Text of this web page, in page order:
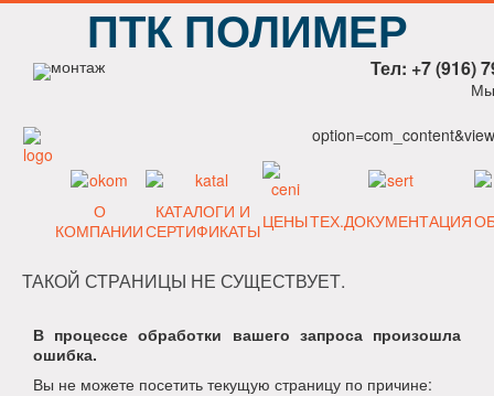
ПТК ПОЛИМЕР
Тел: +7 (916)
Мы
О
КОМПАНИИ
КАТАЛОГИ И
СЕРТИФИКАТЫЦЕНЫТЕХ.ДОКУМЕНТАЦИЯ
ТАКОЙ СТРАНИЦЫ НЕ СУЩЕСТВУЕТ.
В процессе обработки вашего запроса произошла
ошибка.
Вы не можете посетить текущую страницу по причине: